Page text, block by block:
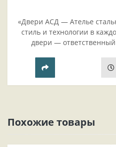
«Двери АСД — Ателье
стиль и технологии в
двери — ответственный
Похожие товары